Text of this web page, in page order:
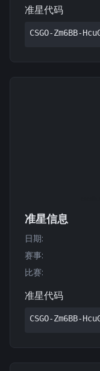
准星代码
CSGO-Zm6BB-
准星信息
日期:
赛事:
比赛:
准星代码
CSGO-Zm6BB-